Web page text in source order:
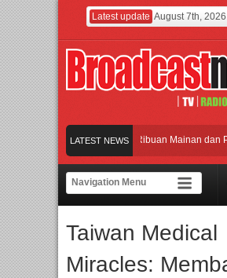
Latest update August 7th, 2026
LATEST NEWS
Jakarta dengan Ribuan Mainan dan
Gerbang Inovasi dan Peluang Bisnis Industri
Perpaduan Warisan Dan Semangat Lokal,
Jakarta dengan Ribuan Mainan dan
Taiwan Medical
Miracles: